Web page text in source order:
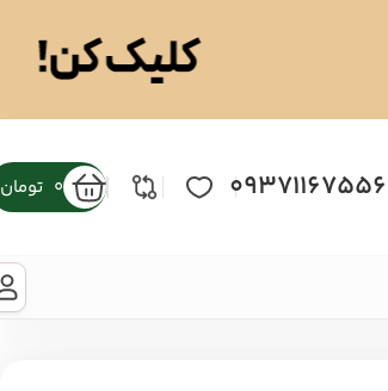
09371167556
0 تومان